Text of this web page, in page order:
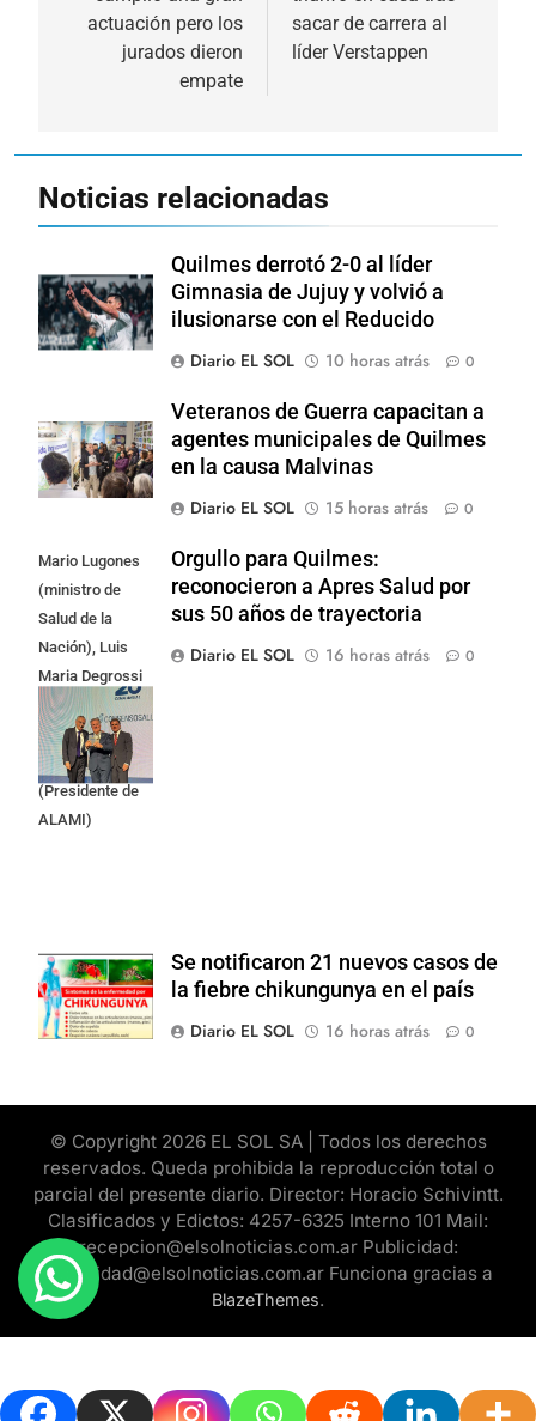
entradas
actuación pero los
jurados dieron
empate
sacar de carrera al
líder Verstappen
Noticias relacionadas
Quilmes derrotó 2-0 al líder
Gimnasia de Jujuy y volvió a
ilusionarse con el Reducido
Diario EL SOL
10 horas atrás 0
Veteranos de Guerra capacitan a
agentes municipales de Quilmes
en la causa Malvinas
Diario EL SOL
15 horas atrás 0
Mario Lugones
(ministro de
Salud de la
Nación), Luis
Maria Degrossi
(Presidente de
Apres Salud) y
Cristian Mazza
(Presidente de
ALAMI)
Orgullo para Quilmes:
reconocieron a Apres Salud por
sus 50 años de trayectoria
Diario EL SOL
16 horas atrás 0
Se notificaron 21 nuevos casos de
la fiebre chikungunya en el país
Diario EL SOL
16 horas atrás 0
© Copyright 2026 EL SOL SA | Todos los derechos
reservados. Queda prohibida la reproducción total o
parcial del presente diario. Director: Horacio Schivintt.
Clasificados y Edictos: 4257-6325 Interno 101 Mail:
recepcion@elsolnoticias.com.ar Publicidad:
publicidad@elsolnoticias.com.ar Funciona gracias a
BlazeThemes.